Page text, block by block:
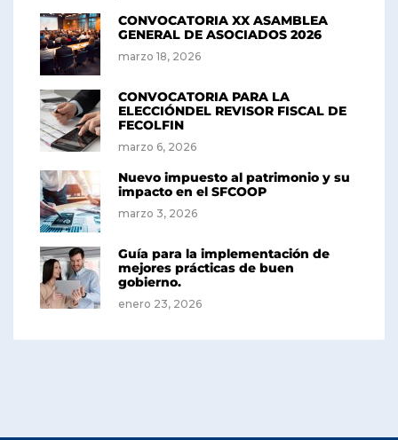
CONVOCATORIA XX ASAMBLEA
GENERAL DE ASOCIADOS 2026
marzo 18, 2026
CONVOCATORIA PARA LA
ELECCIÓNDEL REVISOR FISCAL DE
FECOLFIN
marzo 6, 2026
Nuevo impuesto al patrimonio y su
impacto en el SFCOOP
marzo 3, 2026
Guía para la implementación de
mejores prácticas de buen
gobierno.
enero 23, 2026